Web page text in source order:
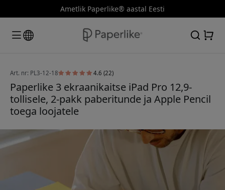
Ametlik Paperlike® aastal Eesti
Art. nr: PL3-12-18 4.6 (22)
Paperlike 3 ekraanikaitse iPad Pro 12,9-
tollisele, 2-pakk paberitunde ja Apple Pencil
toega loojatele